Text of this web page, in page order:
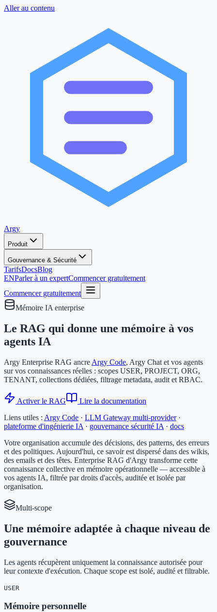
Aller au contenu
Argy
Produit
Gouvernance & Sécurité
TarifsDocsBlog
ENParler à un expertCommencer gratuitement
Commencer gratuitement
Mémoire IA enterprise
Le RAG qui donne une mémoire à vos
agents IA
Argy Enterprise RAG ancre Argy Code, Argy Chat et vos agents
sur vos connaissances réelles : scopes USER, PROJECT, ORG,
TENANT, collections dédiées, filtrage metadata, audit et RBAC.
Activer le RAG
Lire la documentation
Liens utiles : Argy Code · LLM Gateway multi-provider·
plateforme d'ingénierie IA · gouvernance sécurité IA · docs
Votre organisation accumule des décisions, des patterns, des erreurs
et des politiques. Aujourd'hui, ce savoir est dispersé dans des wikis,
des emails et des têtes. Enterprise RAG d'Argy transforme cette
connaissance collective en mémoire opérationnelle — accessible à
vos agents IA, filtrée par droits d'accès, auditée et isolée par
organisation.
Multi-scope
Une mémoire adaptée à chaque niveau de
gouvernance
Les agents récupèrent uniquement la connaissance autorisée pour
leur contexte d'exécution. Chaque scope est isolé, audité et filtrable.
USER
Mémoire personnelle